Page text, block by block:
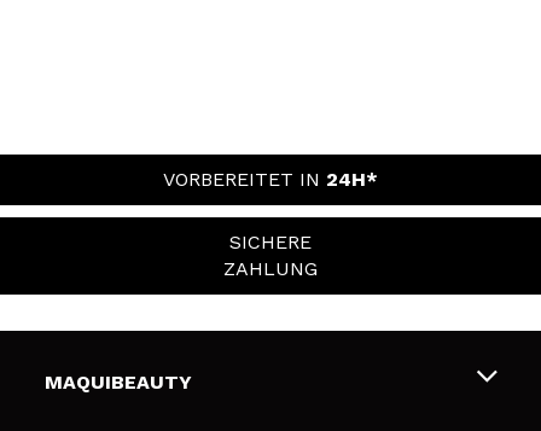
VORBEREITET IN 24H*
SICHERE
ZAHLUNG
MAQUIBEAUTY